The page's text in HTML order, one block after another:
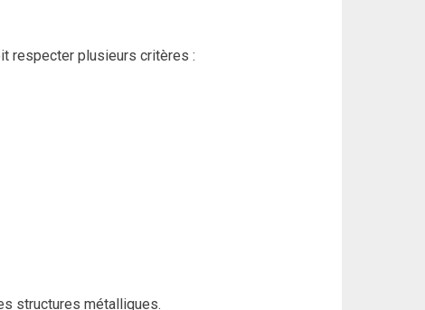
respecter plusieurs critères :
structures métalliques.